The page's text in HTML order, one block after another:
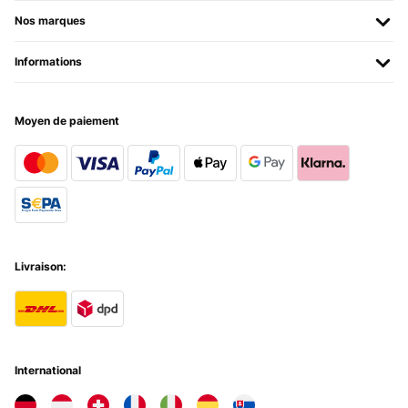
AVIS VÉRIFIÉ
Una cornice fatta davvero bene non presenta neanche un graffio alla
Traduire
Der Kamin wirkt an der Wand sehr edel. Die Flammen und das Holz
danach ist das Reinigen des Edelstahlrahmens etwas mühsam,
aber ansonsten fasst man den ja nicht an. Das Geräusch der
Heizung hört sich an wie ein Föhn. Ich wollte den Kamin aber nur
sieht. Wenn er aber so angebracht werden kann, dass man nur von
Seitenblenden anbieten. Schön wäre es gewesen, wenn das
Nos marques
Informations
Moyen de paiement
Livraison:
International